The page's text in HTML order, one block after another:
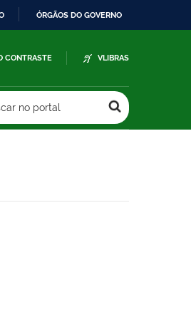
ÓRGÃOS DO GOVERNO
CONTRASTE VLIBRAS
no portal